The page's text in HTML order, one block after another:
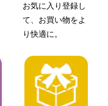
お気に入り登録し
て、お買い物をよ
り快適に。